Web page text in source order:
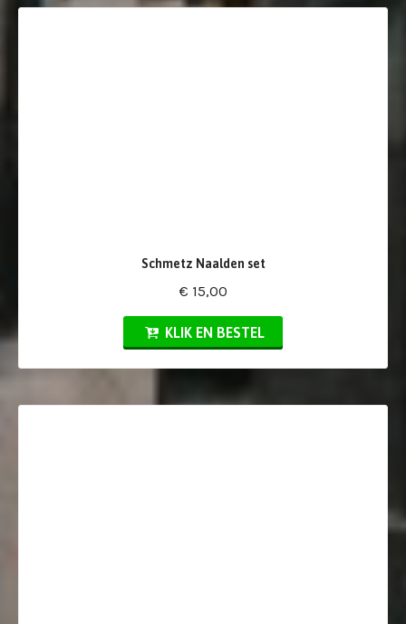
Schmetz Naalden set
€ 15,00
KLIK EN BESTEL